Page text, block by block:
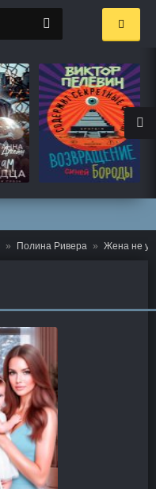
Полина Ривера Жена не